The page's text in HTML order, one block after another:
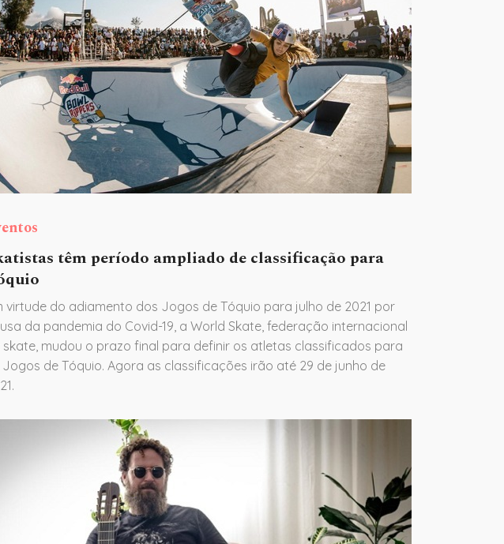
têm período ampliado de classificação para
virtude do adiamento dos Jogos de Tóquio para julho de 2021 por
da pandemia do Covid-19, a World Skate, federação internacional
skate, mudou o prazo final para definir os atletas classificados para
Jogos de Tóquio. Agora as classificações irão até 29 de junho de